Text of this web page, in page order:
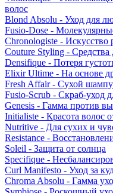
волос
Blond Absolu - Уход для
Fusio-Dose -
Chronologiste - Искусство
Couture Styling - Средства
Densifique - Потеря
Elixir Ultime - На основе
Fresh Affair - Сухой
Fusio-Scrub - Скраб-уход
Genesis - Гамма против
Initialiste - Красота волос
Nutritive - Для сухих и
Resistance -
Soleil - Защита от солнца
Specifique -
Curl Manifesto - Уход за
Chroma Absolu - Гамма